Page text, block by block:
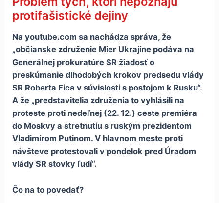
protifašistické dejiny
Na youtube.com sa nachádza správa, že
„občianske združenie Mier Ukrajine podáva na
Generálnej prokuratúre SR žiadosť o
preskúmanie dlhodobých krokov predsedu vlády
SR Roberta Fica v súvislosti s postojom k Rusku“.
A že „predstavitelia združenia to vyhlásili na
proteste proti nedeľnej (22. 12.) ceste premiéra
do Moskvy a stretnutiu s ruským prezidentom
Vladimírom Putinom. V hlavnom meste proti
návšteve protestovali v pondelok pred Úradom
vlády SR stovky ľudí“.
Čo na to povedať?